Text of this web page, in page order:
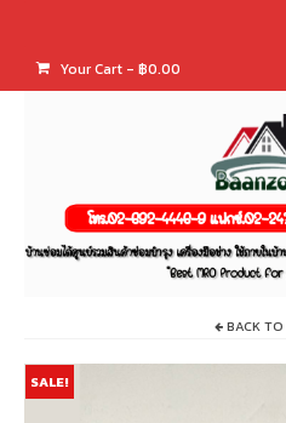
Your Cart - ฿0.00
BACK TO
SALE!